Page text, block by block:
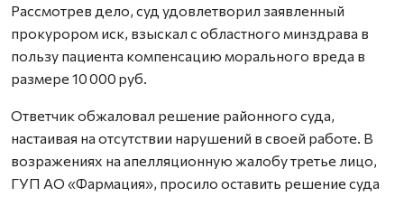
Рассмотрев дело, суд удовлетворил заявленный
прокурором иск, взыскал с областного минздрава в
пользу пациента компенсацию морального вреда в
размере 10 000 руб.
Ответчик обжаловал решение районного суда,
настаивая на отсутствии нарушений в своей работе. В
возражениях на апелляционную жалобу третье лицо,
ГУП АО «Фармация», просило оставить решение суда